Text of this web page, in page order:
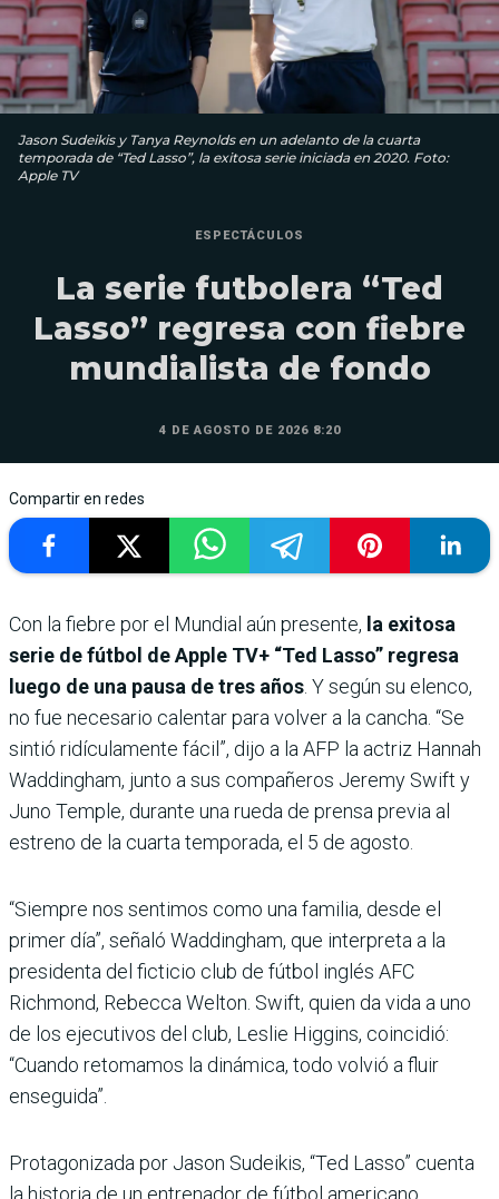
Jason Sudeikis y Tanya Reynolds en un adelanto de la cuarta
temporada de “Ted Lasso”, la exitosa serie iniciada en 2020. Foto:
Apple TV
ESPECTÁCULOS
La serie futbolera “Ted
Lasso” regresa con fiebre
mundialista de fondo
4 DE AGOSTO DE 2026 8:20
Compartir en redes
Con la fiebre por el Mundial aún presente, la exitosa
serie de fútbol de Apple TV+ “Ted Lasso” regresa
luego de una pausa de tres años . Y según su elenco,
no fue necesario calentar para volver a la cancha. “Se
sintió ridículamente fácil”, dijo a la AFP la actriz Hannah
Waddingham, junto a sus compañeros Jeremy Swift y
Juno Temple, durante una rueda de prensa previa al
estreno de la cuarta temporada, el 5 de agosto.
“Siempre nos sentimos como una familia, desde el
primer día”, señaló Waddingham, que interpreta a la
presidenta del ficticio club de fútbol inglés AFC
Richmond, Rebecca Welton. Swift, quien da vida a uno
de los ejecutivos del club, Leslie Higgins, coincidió:
“Cuando retomamos la dinámica, todo volvió a fluir
enseguida”.
Protagonizada por Jason Sudeikis, “Ted Lasso” cuenta
la historia de un entrenador de fútbol americano